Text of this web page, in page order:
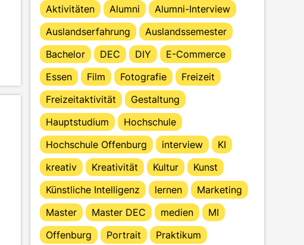
Aktivitäten Alumni
Alumni-Interview
Auslandserfahrung
Auslandssemester
Bachelor
DEC DIY
E-Commerce
Essen
Film Fotografie
Freizeit
Freizeitaktivität
Gestaltung
Hauptstudium
Hochschule
Hochschule Offenburg
interview
KI
kreativ
Kreativität Kultur
Kunst
Künstliche Intelligenz
lernen
Marketing
Master
Master DEC medien
MI
Offenburg
Portrait
Praktikum